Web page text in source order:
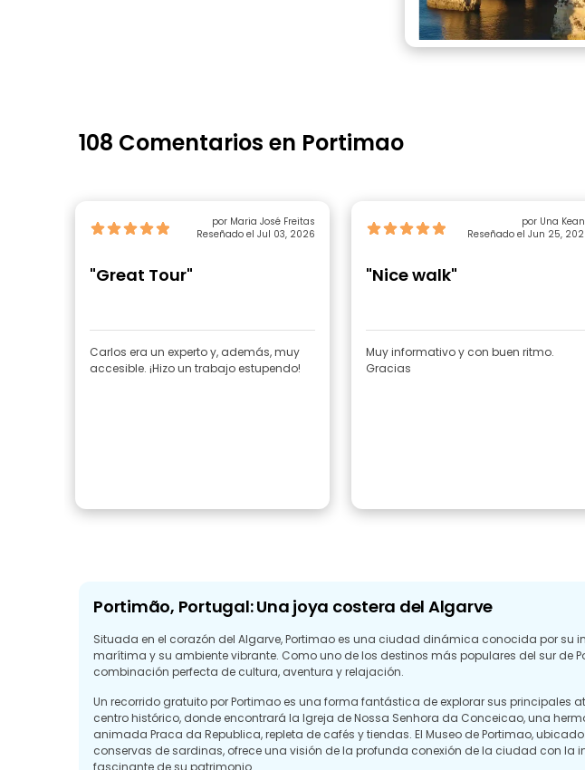
108 Comentarios en Portimao
por Maria José Freitas
Reseñado el Jul 03, 2026
"Great Tour"
Carlos era un experto y, además, muy
accesible. ¡Hizo un trabajo estupendo!
por Una
Reseñado el Jun 25,
"Nice walk"
Muy informativo y con buen ritmo.
Gracias
Portimão, Portugal: Una joya costera del Algarve
Situada en el corazón del Algarve, Portimao es una ciudad dinámica conocida por su
marítima y su ambiente vibrante. Como uno de los destinos más populares del sur de
combinación perfecta de cultura, aventura y relajación.
Un recorrido gratuito por Portimao es una forma fantástica de explorar sus principales
centro histórico, donde encontrará la Igreja de Nossa Senhora da Conceicao, una
animada Praca da Republica, repleta de cafés y tiendas. El Museo de Portimao,
conservas de sardinas, ofrece una visión de la profunda conexión de la ciudad con la
fascinante de su patrimonio.